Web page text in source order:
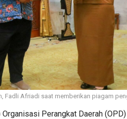
Fadli Afriadi saat memberikan piagam
Perangkat Daerah